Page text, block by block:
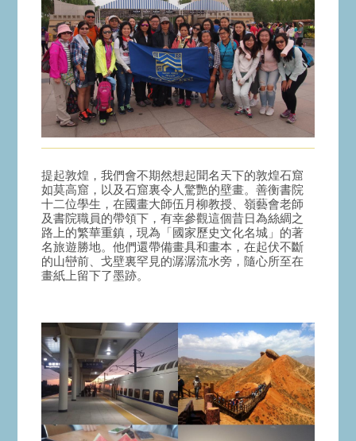
提起敦煌，我們會不期然想起聞名天下的敦煌石窟
如莫高窟，以及石窟裏令人驚艷的壁畫。善衡書院
十二位學生，在國畫大師伍月柳教授、嶺藝會老師
及書院職員的帶領下，有幸參觀這個昔日為絲綢之
路上的繁華重鎮，現為「國家歷史文化名城」的著
名旅遊勝地。他們還帶備畫具和畫本，在起伏不斷
的山巒前、戈壁裏罕見的潺潺流水旁，隨心所至在
畫紙上留下了墨跡。